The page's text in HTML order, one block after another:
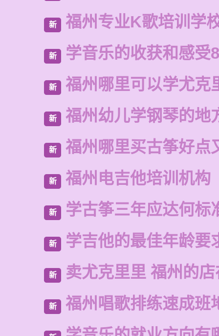
新 福州专业K歌培训学
新 学音乐的收获和感受
新 福州哪里可以学尤克
新 福州幼儿学钢琴的地
新 福州哪里买古筝好点
新 福州电吉他培训机构
新 学古筝三年应达何标
新 学吉他的最佳年龄要
新 卖尤克里里 福州的
新 福州唱歌排练速成班